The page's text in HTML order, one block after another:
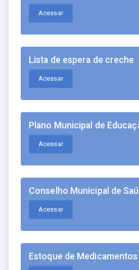
Acessar
Lista de espera de creche
Acessar
Plano Municipal de
Acessar
Conselho Municipal de
Acessar
Estoque de Medicamentos